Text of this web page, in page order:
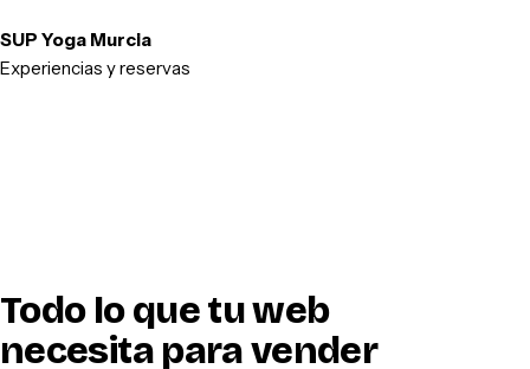
SUP Yoga Murcia
Experiencias y reservas
Todo lo que tu web
necesita para vender